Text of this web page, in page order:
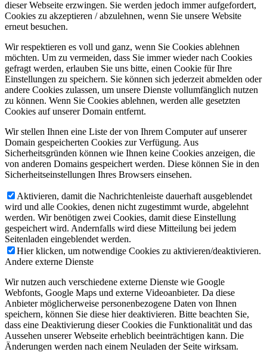
dieser Webseite erzwingen. Sie werden jedoch immer aufgefordert,
Cookies zu akzeptieren / abzulehnen, wenn Sie unsere Website
erneut besuchen.
Wir respektieren es voll und ganz, wenn Sie Cookies ablehnen
möchten. Um zu vermeiden, dass Sie immer wieder nach Cookies
gefragt werden, erlauben Sie uns bitte, einen Cookie für Ihre
Einstellungen zu speichern. Sie können sich jederzeit abmelden oder
andere Cookies zulassen, um unsere Dienste vollumfänglich nutzen
zu können. Wenn Sie Cookies ablehnen, werden alle gesetzten
Cookies auf unserer Domain entfernt.
Wir stellen Ihnen eine Liste der von Ihrem Computer auf unserer
Domain gespeicherten Cookies zur Verfügung. Aus
Sicherheitsgründen können wie Ihnen keine Cookies anzeigen, die
von anderen Domains gespeichert werden. Diese können Sie in den
Sicherheitseinstellungen Ihres Browsers einsehen.
Aktivieren, damit die Nachrichtenleiste dauerhaft ausgeblendet
wird und alle Cookies, denen nicht zugestimmt wurde, abgelehnt
werden. Wir benötigen zwei Cookies, damit diese Einstellung
gespeichert wird. Andernfalls wird diese Mitteilung bei jedem
Seitenladen eingeblendet werden.
Hier klicken, um notwendige Cookies zu aktivieren/deaktivieren.
Andere externe Dienste
Wir nutzen auch verschiedene externe Dienste wie Google
Webfonts, Google Maps und externe Videoanbieter. Da diese
Anbieter möglicherweise personenbezogene Daten von Ihnen
speichern, können Sie diese hier deaktivieren. Bitte beachten Sie,
dass eine Deaktivierung dieser Cookies die Funktionalität und das
Aussehen unserer Webseite erheblich beeinträchtigen kann. Die
Änderungen werden nach einem Neuladen der Seite wirksam.